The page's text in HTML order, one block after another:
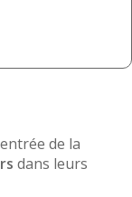
de la
dans leurs